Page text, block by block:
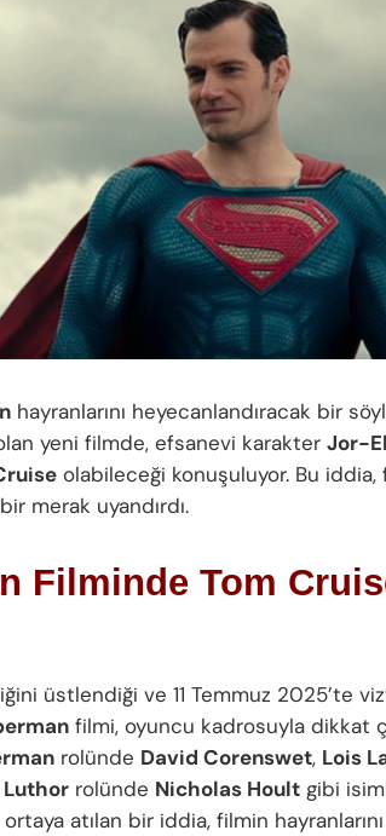
hayranlarını heyecanlandıracak bir
yeni filmde, efsanevi karakter Jor-El
olabileceği konuşuluyor. Bu iddia,
merak uyandırdı.
Filminde Tom
üstlendiği ve 11 Temmuz 2025’te
filmi, oyuncu kadrosuyla dikkat
rolünde David Corenswet, Lois
Luthor rolünde Nicholas Hoult gibi
atılan bir iddia, filmin